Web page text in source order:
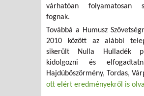
várhatóan folyamatosan
fognak.
Továbbá a Humusz
2010 között az alábbi
sikerült Nulla Hulladék
kidolgozni és
Hajdúböszörmény, Tordas,
ott elért eredményekről is